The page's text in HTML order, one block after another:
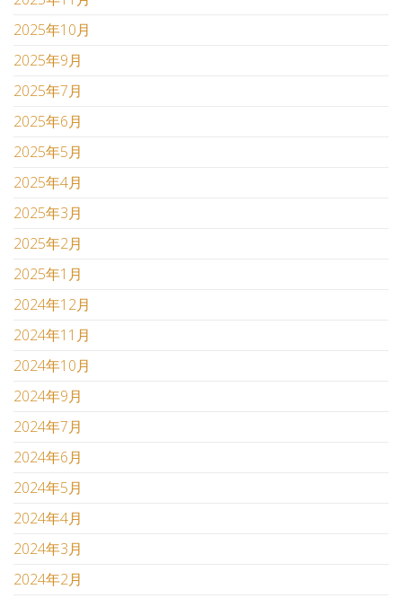
2025年10月
2025年9月
2025年7月
2025年6月
2025年5月
2025年4月
2025年3月
2025年2月
2025年1月
2024年12月
2024年11月
2024年10月
2024年9月
2024年7月
2024年6月
2024年5月
2024年4月
2024年3月
2024年2月